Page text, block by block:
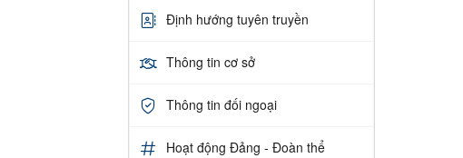
Định hướng tuyên truyền
Thông tin cơ sở
Thông tin đối ngoại
Hoạt động Đảng - Đoàn thể